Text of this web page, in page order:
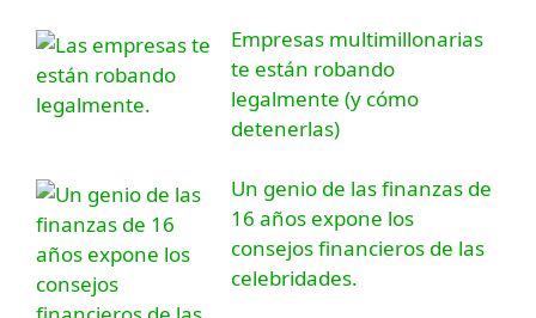
Empresas multimillonarias
te están robando
legalmente (y cómo
detenerlas)
Un genio de las finanzas de
16 años expone los
consejos financieros de las
celebridades.